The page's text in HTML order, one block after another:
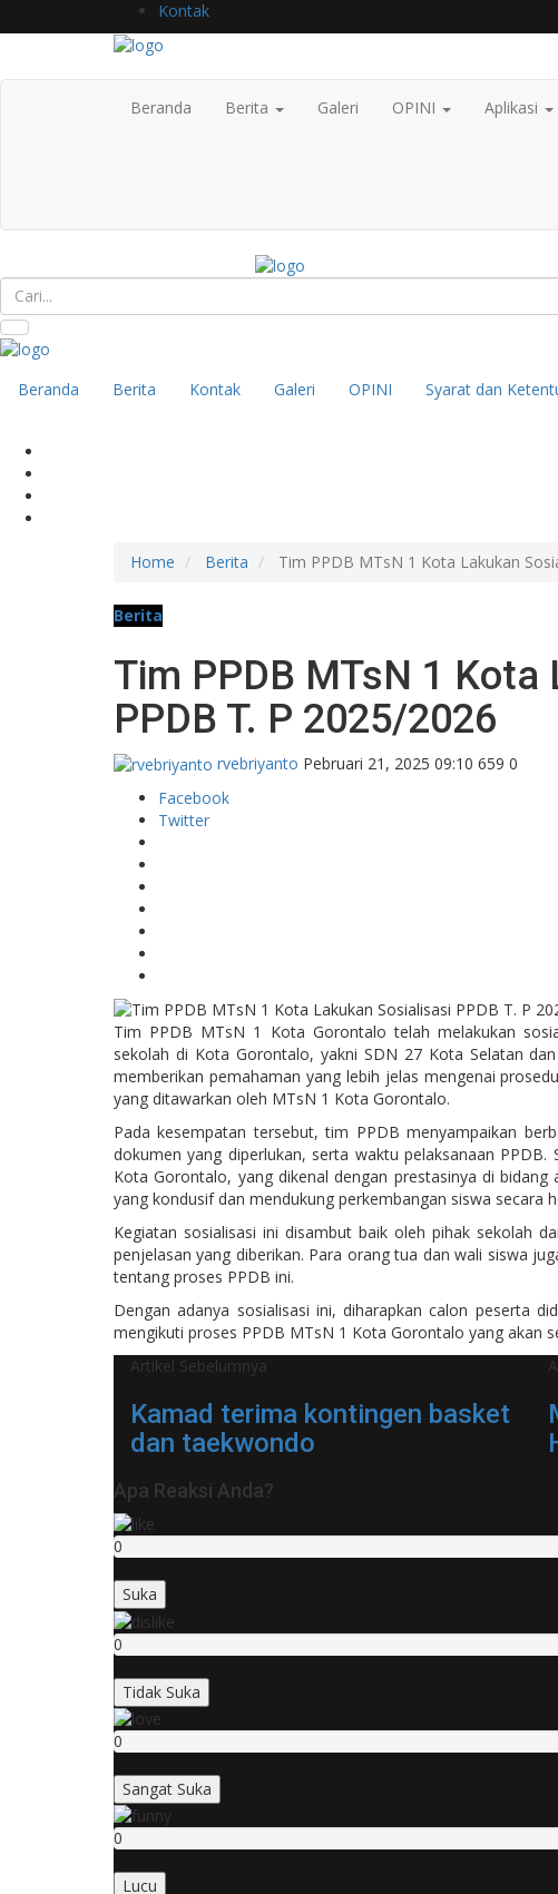
Kontak
Beranda Berita Galeri OPINI Aplikasi
Beranda Berita Kontak Galeri OPINI Syarat dan
Home Berita Tim PPDB MTsN 1 Kota Lakukan
Berita
Tim PPDB MTsN 1
PPDB T. P 2025/2026
rvebriyanto Pebruari 21, 2025 09:10 659 0
Facebook
Twitter
Tim PPDB MTsN 1 Kota Gorontalo telah melakukan
sekolah di Kota Gorontalo, yakni SDN 27 Kota Selatan
memberikan pemahaman yang lebih jelas mengenai
yang ditawarkan oleh MTsN 1 Kota Gorontalo.
Pada kesempatan tersebut, tim PPDB menyampaikan
dokumen yang diperlukan, serta waktu pelaksanaan
Kota Gorontalo, yang dikenal dengan prestasinya di
yang kondusif dan mendukung perkembangan siswa secara
Kegiatan sosialisasi ini disambut baik oleh pihak sekolah
penjelasan yang diberikan. Para orang tua dan wali siswa
tentang proses PPDB ini.
Dengan adanya sosialisasi ini, diharapkan calon peserta
mengikuti proses PPDB MTsN 1 Kota Gorontalo yang akan
Artikel Sebelumnya
Kamad terima kontingen basket
dan taekwondo
Apa Reaksi Anda?
0
Suka
0
Tidak Suka
0
Sangat Suka
0
Lucu